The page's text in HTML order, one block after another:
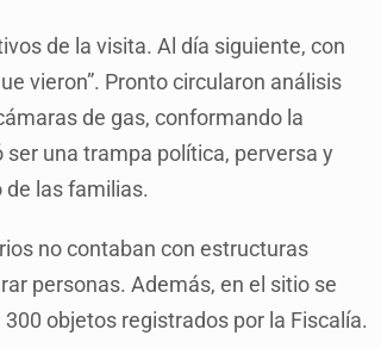
de la visita. Al día siguiente, con
vieron”. Pronto circularon análisis
de gas, conformando la
ser una trampa política, perversa y
las familias.
no contaban con estructuras
personas. Además, en el sitio se
objetos registrados por la Fiscalía.